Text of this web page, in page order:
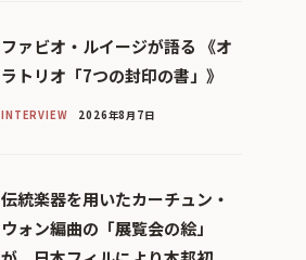
ファビオ・ルイージが語る 《オ
ラトリオ「7つの封印の書」》
INTERVIEW 2026年8月7日
伝統楽器を用いたカーチュン・
ウォン編曲の「展覧会の絵」